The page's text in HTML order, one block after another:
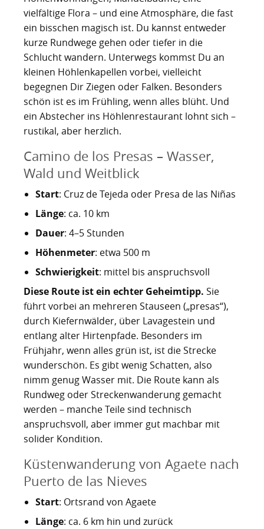
vielfältige Flora – und eine Atmosphäre, die fast
ein bisschen magisch ist. Du kannst entweder
kurze Rundwege gehen oder tiefer in die
Schlucht wandern. Unterwegs kommst Du an
kleinen Höhlenkapellen vorbei, vielleicht
begegnen Dir Ziegen oder Falken. Besonders
schön ist es im Frühling, wenn alles blüht. Und
ein Abstecher ins Höhlenrestaurant lohnt sich –
rustikal, aber herzlich.
Camino de los Presas – Wasser,
Wald und Weitblick
Start: Cruz de Tejeda oder Presa de las Niñas
Länge: ca. 10 km
Dauer: 4–5 Stunden
Höhenmeter: etwa 500 m
Schwierigkeit: mittel bis anspruchsvoll
Diese Route ist ein echter Geheimtipp. Sie
führt vorbei an mehreren Stauseen („presas“),
durch Kiefernwälder, über Lavagestein und
entlang alter Hirtenpfade. Besonders im
Frühjahr, wenn alles grün ist, ist die Strecke
wunderschön. Es gibt wenig Schatten, also
nimm genug Wasser mit. Die Route kann als
Rundweg oder Streckenwanderung gemacht
werden – manche Teile sind technisch
anspruchsvoll, aber immer gut machbar mit
solider Kondition.
Küstenwanderung von Agaete nach
Puerto de las Nieves
Start: Ortsrand von Agaete
Länge: ca. 6 km hin und zurück